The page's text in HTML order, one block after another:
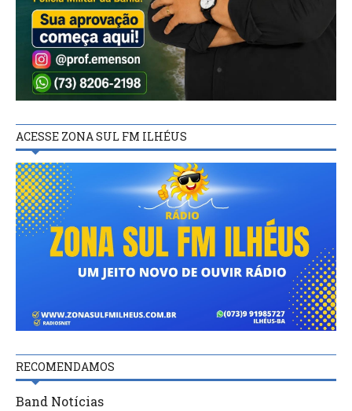
ACESSE ZONA SUL FM ILHÉUS
RECOMENDAMOS
Band Notícias